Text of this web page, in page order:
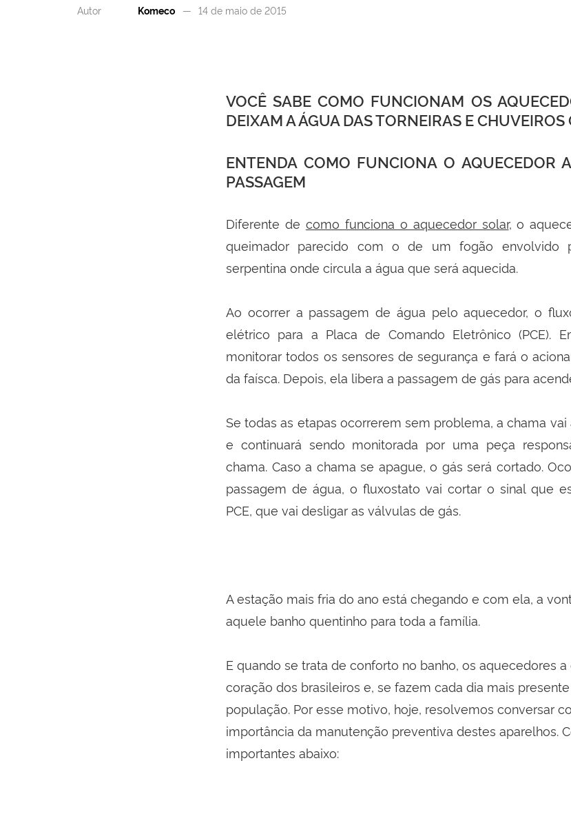
Autor Komeco 14 de maio de 2015
VOCÊ SABE COMO FUNCIONAM OS
DEIXAM A ÁGUA DAS TORNEIRAS E CHUVEIROS
ENTENDA COMO FUNCIONA O AQUECEDOR
PASSAGEM
Diferente de como funciona o aquecedor solar, o
queimador parecido com o de um fogão envolvido
serpentina onde circula a água que será aquecida.
Ao ocorrer a passagem de água pelo aquecedor, o
elétrico para a Placa de Comando Eletrônico (PCE).
monitorar todos os sensores de segurança e fará o
da faísca. Depois, ela libera a passagem de gás para
Se todas as etapas ocorrerem sem problema, a chama
e continuará sendo monitorada por uma peça
chama. Caso a chama se apague, o gás será cortado.
passagem de água, o fluxostato vai cortar o sinal que
PCE, que vai desligar as válvulas de gás.
A estação mais fria do ano está chegando e com ela, a
aquele banho quentinho para toda a família.
E quando se trata de conforto no banho, os aquecedores a
coração dos brasileiros e, se fazem cada dia mais
população. Por esse motivo, hoje, resolvemos conversar
importância da manutenção preventiva destes aparelhos.
importantes abaixo: